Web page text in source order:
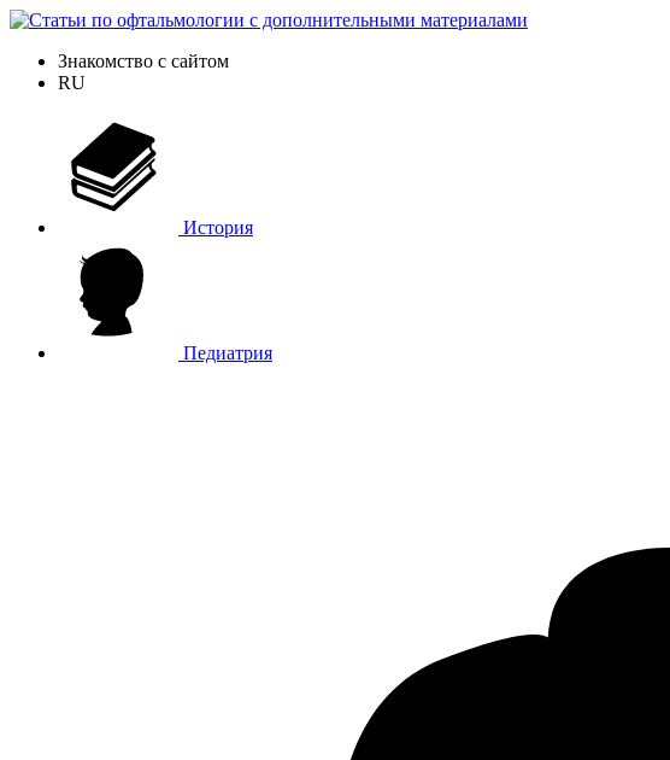
Знакомство с сайтом
RU
История
Педиатрия